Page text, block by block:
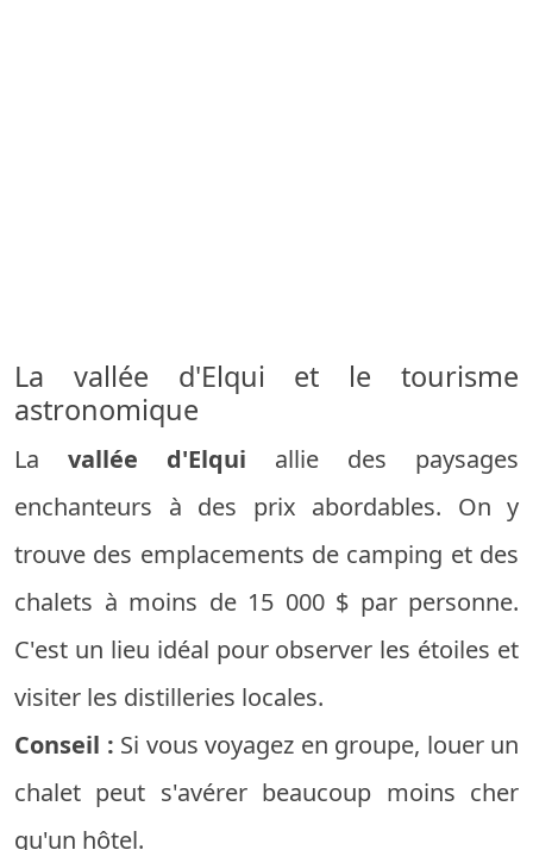
La vallée d'Elqui et le tourisme
astronomique
La vallée d'Elqui allie des paysages
enchanteurs à des prix abordables. On y
trouve des emplacements de camping et des
chalets à moins de 15 000 $ par personne.
C'est un lieu idéal pour observer les étoiles et
visiter les distilleries locales.
Conseil : Si vous voyagez en groupe, louer un
chalet peut s'avérer beaucoup moins cher
qu'un hôtel.